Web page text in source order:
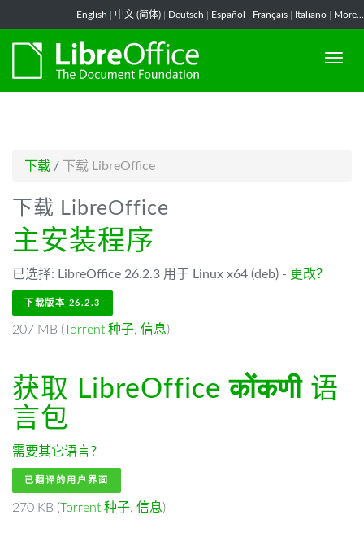
English 中文 (简体) Deutsch Español Français Italiano More...
下载 / 下载 LibreOffice
下载 LibreOffice
主安装程序
已选择: LibreOffice 26.2.3 用于 Linux x64 (deb) - 更改？
下载版本 26.2.3
207 MB (Torrent 种子, 信息)
获取 LibreOfficeकोंकणी语
言包
需要其它语言？
已翻译的用户界面
270 KB (Torrent 种子, 信息)